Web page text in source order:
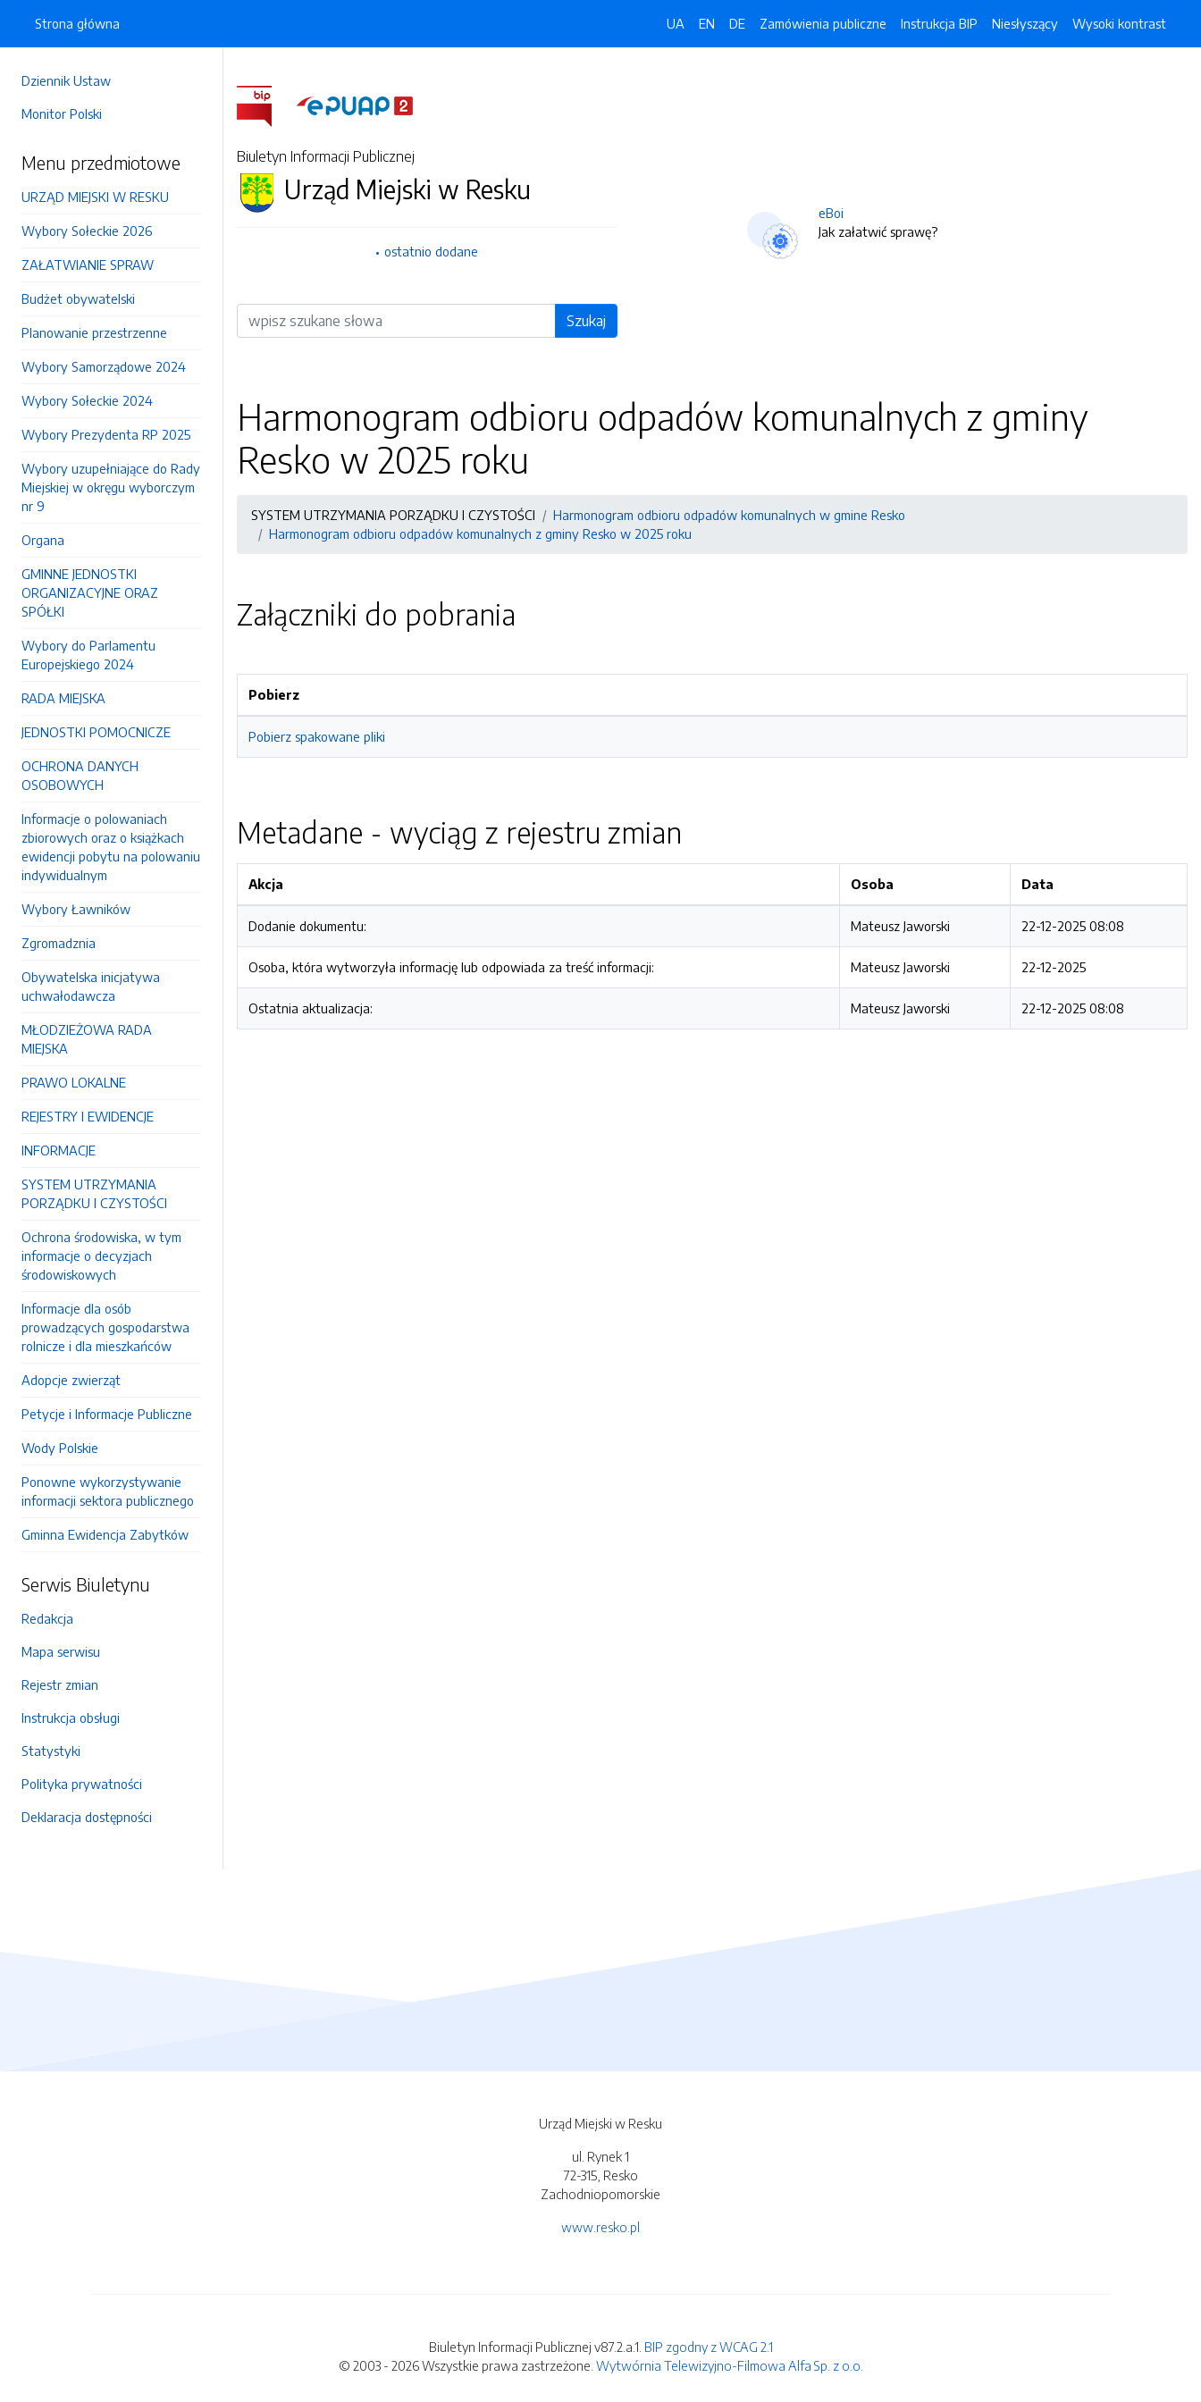
Dziennik Ustaw
Monitor Polski
Menu przedmiotowe
URZĄD MIEJSKI W RESKU
Wybory Sołeckie 2026
ZAŁATWIANIE SPRAW
Budżet obywatelski
Planowanie przestrzenne
Wybory Samorządowe 2024
Wybory Sołeckie 2024
Wybory Prezydenta RP 2025
Wybory uzupełniające do Rady
Miejskiej w okręgu wyborczym
nr 9
Organa
GMINNE JEDNOSTKI
ORGANIZACYJNE ORAZ
SPÓŁKI
Wybory do Parlamentu
Europejskiego 2024
RADA MIEJSKA
JEDNOSTKI POMOCNICZE
OCHRONA DANYCH
OSOBOWYCH
Informacje o polowaniach
zbiorowych oraz o książkach
ewidencji pobytu na polowaniu
indywidualnym
Wybory Ławników
Zgromadznia
Obywatelska inicjatywa
uchwałodawcza
MŁODZIEŻOWA RADA
MIEJSKA
PRAWO LOKALNE
REJESTRY I EWIDENCJE
INFORMACJE
SYSTEM UTRZYMANIA
PORZĄDKU I CZYSTOŚCI
Ochrona środowiska, w tym
informacje o decyzjach
środowiskowych
Informacje dla osób
prowadzących gospodarstwa
rolnicze i dla mieszkańców
Adopcje zwierząt
Petycje i Informacje Publiczne
Wody Polskie
Ponowne wykorzystywanie
informacji sektora publicznego
Gminna Ewidencja Zabytków
Serwis Biuletynu
Redakcja
Mapa serwisu
Rejestr zmian
Instrukcja obsługi
Statystyki
Polityka prywatności
Deklaracja dostępności
Strona główna UA EN DE Zamówienia publiczne Instrukcja BIP Niesłyszący Wysoki kontrast
Biuletyn Informacji Publicznej
Urząd Miejski w Resku
ostatnio dodane
Wyszukiwarka Szukaj
eBoi
Jak załatwić sprawę?
Harmonogram odbioru odpadów komunalnych z gminy
Resko w 2025 roku
SYSTEM UTRZYMANIA PORZĄDKU I CZYSTOŚCI
Harmonogram odbioru odpadów komunalnych w gmine Resko
Harmonogram odbioru odpadów komunalnych z gminy Resko w 2025 roku
Załączniki do pobrania
Pobierz
Pobierz spakowane pliki
Metadane - wyciąg z rejestru zmian
Akcja Osoba Data
Dodanie dokumentu: Mateusz Jaworski 22-12-2025 08:08
Osoba, która wytworzyła informację lub odpowiada za treść informacji: Mateusz Jaworski 22-12-2025
Ostatnia aktualizacja: Mateusz Jaworski 22-12-2025 08:08
Urząd Miejski w Resku
ul. Rynek 1
72-315, Resko
Zachodniopomorskie
www.resko.pl
Biuletyn Informacji Publicznej v87.2.a.1. BIP zgodny z WCAG 2.1
© 2003 - 2026 Wszystkie prawa zastrzeżone. Wytwórnia Telewizyjno-Filmowa Alfa Sp. z o.o.